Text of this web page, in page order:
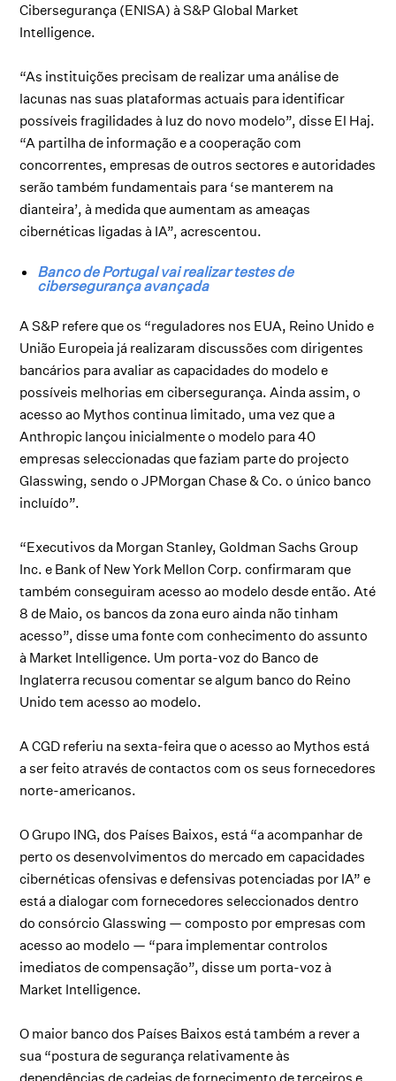
Cibersegurança (ENISA) à S&P Global Market
Intelligence.
“As instituições precisam de realizar uma análise de
lacunas nas suas plataformas actuais para identificar
possíveis fragilidades à luz do novo modelo”, disse El Haj.
“A partilha de informação e a cooperação com
concorrentes, empresas de outros sectores e autoridades
serão também fundamentais para ‘se manterem na
dianteira’, à medida que aumentam as ameaças
cibernéticas ligadas à IA”, acrescentou.
Banco de Portugal vai realizar testes de
cibersegurança avançada
A S&P refere que os “reguladores nos EUA, Reino Unido e
União Europeia já realizaram discussões com dirigentes
bancários para avaliar as capacidades do modelo e
possíveis melhorias em cibersegurança. Ainda assim, o
acesso ao Mythos continua limitado, uma vez que a
Anthropic lançou inicialmente o modelo para 40
empresas seleccionadas que faziam parte do projecto
Glasswing, sendo o JPMorgan Chase & Co. o único banco
incluído”.
“Executivos da Morgan Stanley, Goldman Sachs Group
Inc. e Bank of New York Mellon Corp. confirmaram que
também conseguiram acesso ao modelo desde então. Até
8 de Maio, os bancos da zona euro ainda não tinham
acesso”, disse uma fonte com conhecimento do assunto
à Market Intelligence. Um porta-voz do Banco de
Inglaterra recusou comentar se algum banco do Reino
Unido tem acesso ao modelo.
A CGD referiu na sexta-feira que o acesso ao Mythos está
a ser feito através de contactos com os seus fornecedores
norte-americanos.
O Grupo ING, dos Países Baixos, está “a acompanhar de
perto os desenvolvimentos do mercado em capacidades
cibernéticas ofensivas e defensivas potenciadas por IA” e
está a dialogar com fornecedores seleccionados dentro
do consórcio Glasswing — composto por empresas com
acesso ao modelo — “para implementar controlos
imediatos de compensação”, disse um porta-voz à
Market Intelligence.
O maior banco dos Países Baixos está também a rever a
sua “postura de segurança relativamente às
dependências de cadeias de fornecimento de terceiros e